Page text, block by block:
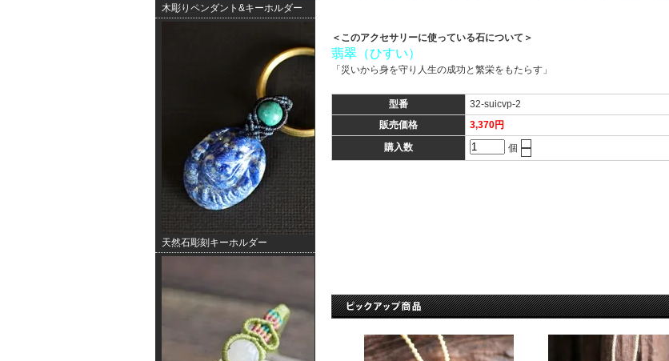
木彫りペンダント&キーホルダー
天然石彫刻キーホルダー
＜このアクセサリーに使っている石について＞
翡翠（ひすい）
「災いから身を守り人生の成功と繁栄をもたらす」
型番
32-suicvp-2
販売価格
3,370円
購入数
個